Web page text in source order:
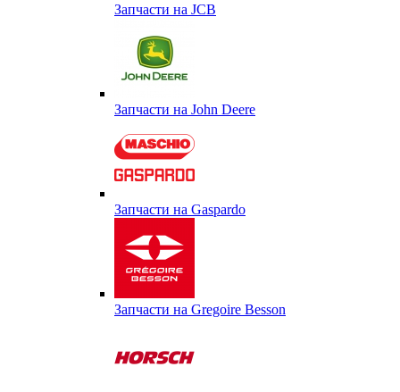
Запчасти на JCB
Запчасти на John Deere
Запчасти на Gaspardo
Запчасти на Gregoire Besson